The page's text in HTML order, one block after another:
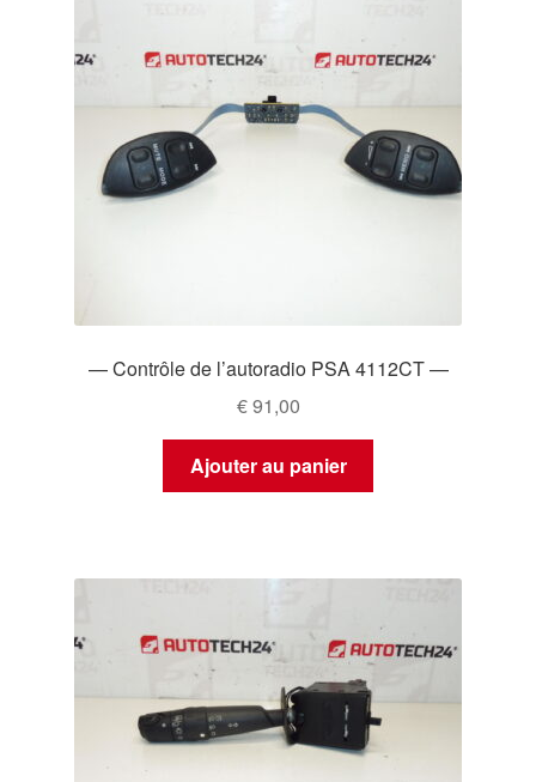
— Contrôle de l’autoradio PSA 4112CT —
€91,00
Ajouter au panier